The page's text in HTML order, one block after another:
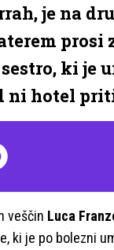
je na
ki je
ni hotel
veščin Luca
ki je po bolezni